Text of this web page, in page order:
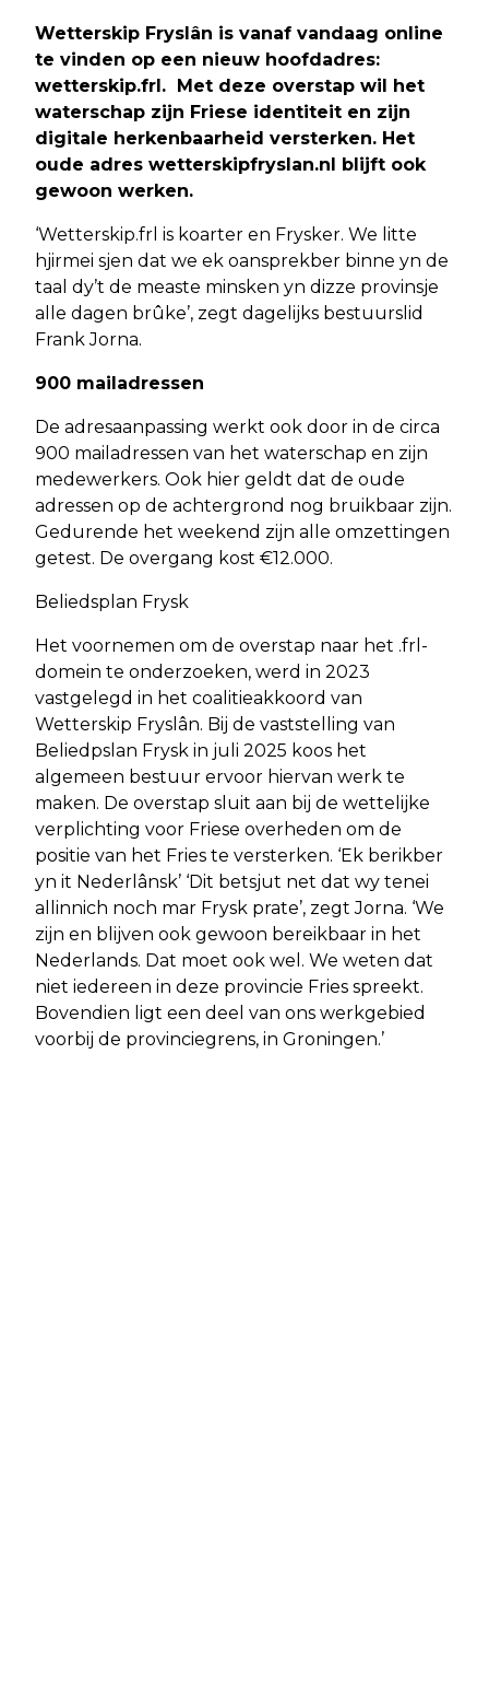
Wetterskip Fryslân is vanaf vandaag online
te vinden op een nieuw hoofdadres:
wetterskip.frl. Met deze overstap wil het
waterschap zijn Friese identiteit en zijn
digitale herkenbaarheid versterken. Het
oude adres wetterskipfryslan.nl blijft ook
gewoon werken.
‘Wetterskip.frl is koarter en Frysker. We litte
hjirmei sjen dat we ek oansprekber binne yn de
taal dy’t de measte minsken yn dizze provinsje
alle dagen brûke’, zegt dagelijks bestuurslid
Frank Jorna.
900 mailadressen
De adresaanpassing werkt ook door in de circa
900 mailadressen van het waterschap en zijn
medewerkers. Ook hier geldt dat de oude
adressen op de achtergrond nog bruikbaar zijn.
Gedurende het weekend zijn alle omzettingen
getest. De overgang kost €12.000.
Beliedsplan Frysk
Het voornemen om de overstap naar het .frl-
domein te onderzoeken, werd in 2023
vastgelegd in het coalitieakkoord van
Wetterskip Fryslân. Bij de vaststelling van
Beliedpslan Frysk in juli 2025 koos het
algemeen bestuur ervoor hiervan werk te
maken. De overstap sluit aan bij de wettelijke
verplichting voor Friese overheden om de
positie van het Fries te versterken. ‘Ek berikber
yn it Nederlânsk’ ‘Dit betsjut net dat wy tenei
allinnich noch mar Frysk prate’, zegt Jorna. ‘We
zijn en blijven ook gewoon bereikbaar in het
Nederlands. Dat moet ook wel. We weten dat
niet iedereen in deze provincie Fries spreekt.
Bovendien ligt een deel van ons werkgebied
voorbij de provinciegrens, in Groningen.’